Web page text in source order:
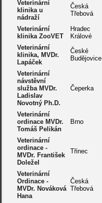
Veterinární
klinika u
nádraží
Česká
Třebová
Veterinární
klinika ZooVET
Hradec
Králové
Veterinární
klinika, MVDr.
Lapáček
České
Budějovice
Veterinární
návstěvní
služba MVDr.
Ladislav
Novotný Ph.D.
Čeperka
Veterinární
ordinace MVDr.
Tomáš Pelikán
Brno
Veterinární
ordinace -
MVDr. František
Doležel
Třinec
Veterinární
Ordinace -
MVDr. Nováková
Hana
Česká
Třebová